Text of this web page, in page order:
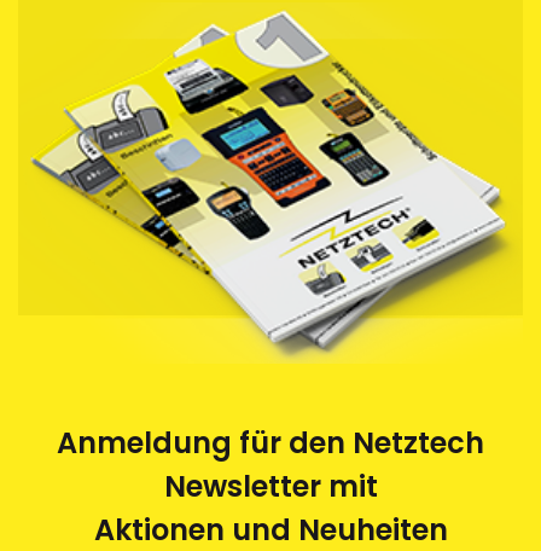
Ab 5 Stücke werden die Schriftbänder in einer
Spenderbox angeliefert.
Recycling:
Sie als Kunde von Netztech haben die Gelegenheit,
die von uns bezogenen Schriftbandkassetten durch
uns entsorgen zu lassen. Die leeren Kassetten
werden im Auftrag von Netztech von einem
Behindertenwerk zerlegt und die Rohstoffe der
Wiederverwertung zugeführt. Eine saubere und
umweltfreundliche Sache.
Anmeldung für den Netztech
Newsletter mit
Aktionen und Neuheiten